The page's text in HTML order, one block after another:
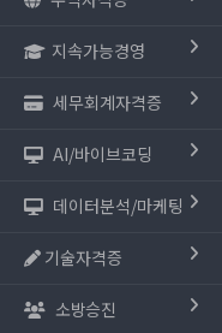
지속가능경영
세무회계자격증
AI/바이브코딩
데이터분석/마케팅
기술자격증
소방승진